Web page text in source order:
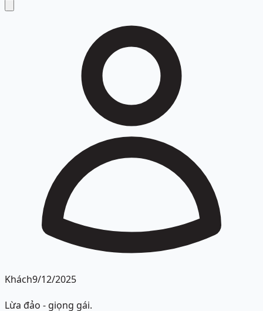
Khách9/12/2025
Lừa đảo - giọng gái.